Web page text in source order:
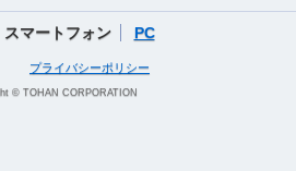
スマートフォン PC
プライバシーポリシー
© TOHAN CORPORATION